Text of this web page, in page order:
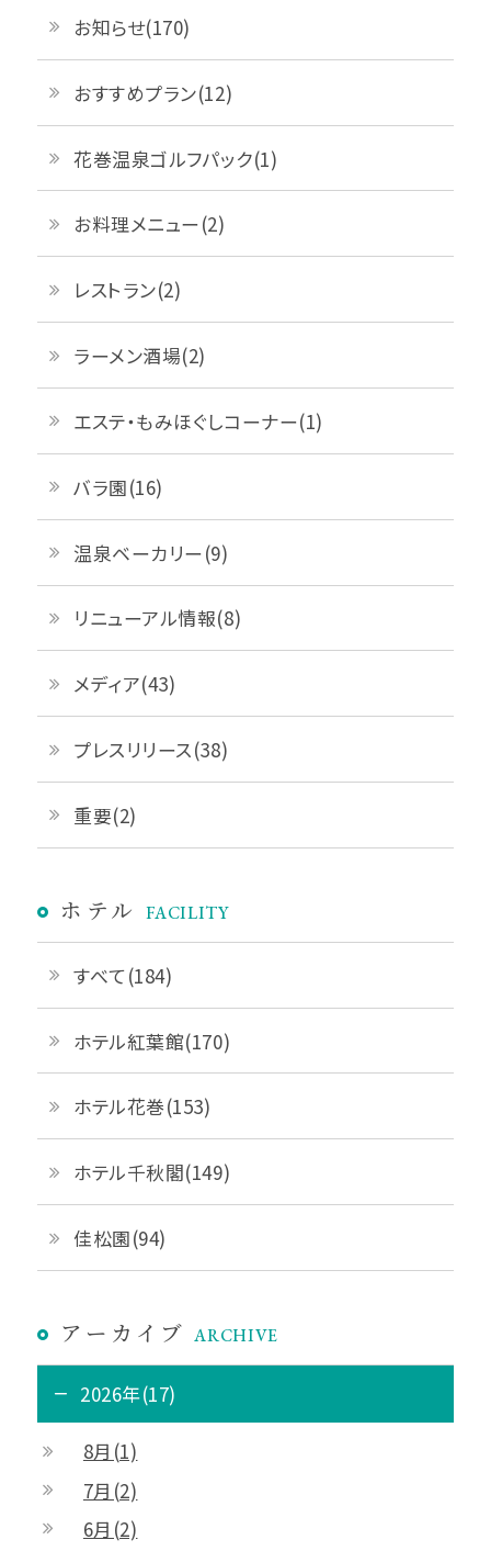
お知らせ(170)
おすすめプラン(12)
花巻温泉ゴルフパック(1)
お料理メニュー(2)
レストラン(2)
ラーメン酒場(2)
エステ・もみほぐしコーナー(1)
バラ園(16)
温泉ベーカリー(9)
リニューアル情報(8)
メディア(43)
プレスリリース(38)
重要(2)
ホテル FACILITY
すべて(184)
ホテル紅葉館(170)
ホテル花巻(153)
ホテル千秋閣(149)
佳松園(94)
アーカイブ ARCHIVE
2026年(17)
8月(1)
7月(2)
6月(2)